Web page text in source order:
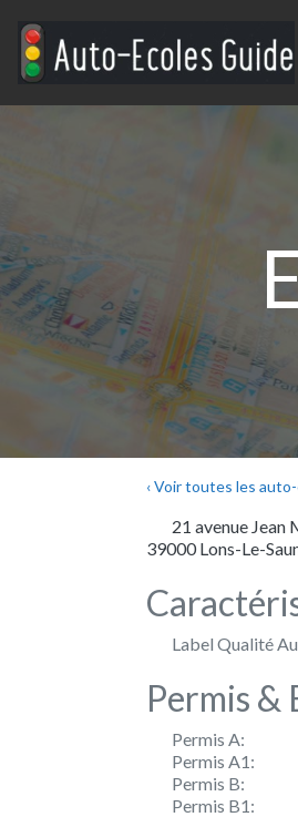
‹ Voir toutes les
21 avenue Jean
39000 Lons-Le-
Label Qualité
Permis &
Permis A:
Permis A1:
Permis B:
Permis B1: